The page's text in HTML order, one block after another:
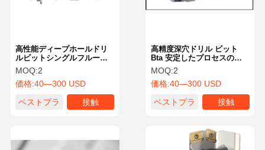
高精度深穴ドリル ビット
Bta 安定したプロセスのド
リリングツール
MOQ:2
価格:40—300 USD
ベストプラ
接触
高性能ディープホールドリ
ルビットシングルフルート
切削工具ISO9001
MOQ:2
価格:40—300 USD
ベストプラ
接触